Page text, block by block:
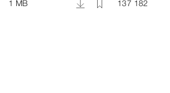
1 MB 137 182